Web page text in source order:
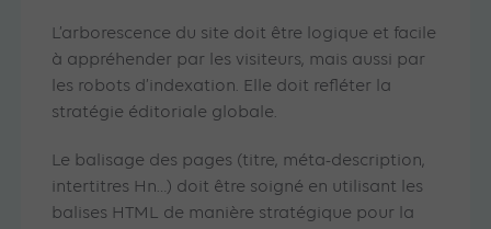
L’arborescence du site doit être logique et facile
à appréhender par les visiteurs, mais aussi par
les robots d’indexation. Elle doit refléter la
stratégie éditoriale globale.
Le balisage des pages (titre, méta-description,
intertitres Hn…) doit être soigné en utilisant les
balises HTML de manière stratégique pour la